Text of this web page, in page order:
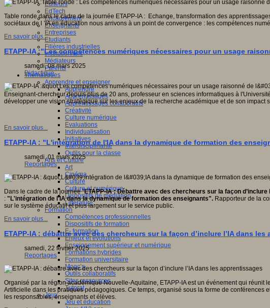
Editeurs
EdTech
Encadrement
Enseignants
Entreprises
Etudiants
Filières industrielles
Institutionnels
Médiateurs
Parents
Thématiques
Apprendre et enseigner
Apprendre
Apprentissages
Apprentissages collaboratifs
Créativité
Culture numérique
Evaluations
Individualisation
Initiatives
Interdisciplinarité
Outils pour la classe
Arts et Culture
Art
Cinéma
Culture
Culture et numérique
Dispositifs de médiation
Littérature
Formation
Compétences professionnelles
Dispositifs de formation
E- formation
Enjeux et évolutions
Enseignement supérieur et numérique
Formations hybrides
Formation universitaire
Mooc’s
Outils collaboratifs
Sites ressources
Tutorat
Jeux
Jeu et éducation
Table ronde dans le cadre de la journée ETAPP-IA : Echange, transformation des
sociétaux de l ’IA en éducation nous arrivons à un point de convergence : les compétences
En savoir plus...
ETAPP-IA :"Les compétences numériques nécessaires pour un usage
samedi, 08 mars 2025
Didactique
Enseignant-chercheur depuis plus de 20 ans, professeur en sciences informatiques à
développer une vision stratégique sur les enjeux de la recherche académique et de son impact
En savoir plus...
ETAPP-IA : "L'intégration de l'IA dans la dynamique de formation des
samedi, 01 mars 2025
Reportages
Dans le cadre de la journée "ETAPP-IA : Débattre avec des chercheurs sur la façon d’inclure
: "L'intégration de l'IA dans la dynamique de formation des enseignants". Rapporteur de la
sur le système éducatif et plus largement sur le service public.
En savoir plus...
ETAPP-IA : débattre avec des chercheurs sur la façon d’inclure l’IA dans les
samedi, 22 février 2025
Reportages
Organisé par la région académique Nouvelle-Aquitaine, ETAPP-IA est un événement qui
Artificielle dans les pratiques pédagogiques. Ce temps, organisé sous la forme de
les responsables, enseignants et élèves.